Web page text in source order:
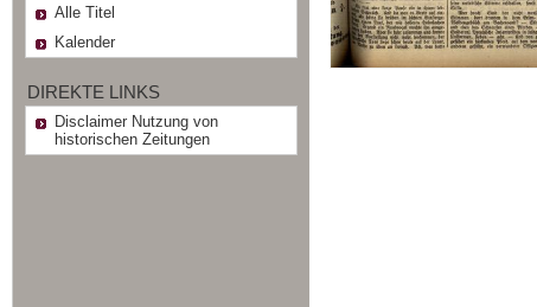
Alle Titel
Kalender
DIREKTE LINKS
Disclaimer Nutzung von
historischen Zeitungen